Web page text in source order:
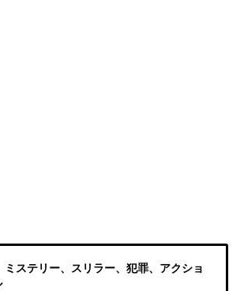
ステリー、スリラー、犯罪、アクショ